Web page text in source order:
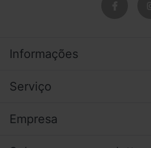
Informações
Serviço
Empresa